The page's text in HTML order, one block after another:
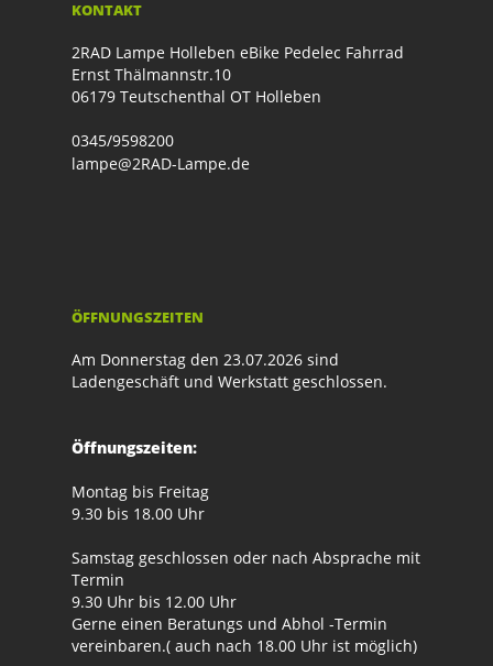
KONTAKT
2RAD Lampe Holleben eBike Pedelec Fahrrad
Ernst Thälmannstr.10
06179 Teutschenthal OT Holleben
0345/9598200
lampe@2RAD-Lampe.de
ÖFFNUNGSZEITEN
Am Donnerstag den 23.07.2026 sind
Ladengeschäft und Werkstatt geschlossen.
Öffnungszeiten:
Montag bis Freitag
9.30 bis 18.00 Uhr
Samstag geschlossen oder nach Absprache mit
Termin
9.30 Uhr bis 12.00 Uhr
Gerne einen Beratungs und Abhol -Termin
vereinbaren.( auch nach 18.00 Uhr ist möglich)